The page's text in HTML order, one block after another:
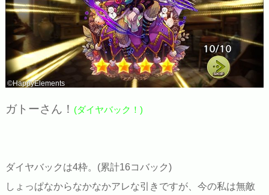
©HappyElements
ガトーさん！ (ダイヤバック！)
ダイヤバックは4枠。(累計16コバック)
しょっぱなからなかなかアレな引きですが、今の私は無敵